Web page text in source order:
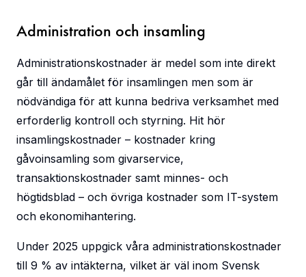
Administration och insamling
Administrationskostnader är medel som inte direkt
går till ändamålet för insamlingen men som är
nödvändiga för att kunna bedriva verksamhet med
erforderlig kontroll och styrning. Hit hör
insamlingskostnader – kostnader kring
gåvoinsamling som givarservice,
transaktionskostnader samt minnes- och
högtidsblad – och övriga kostnader som IT-system
och ekonomihantering.
Under 2025 uppgick våra administrationskostnader
till 9 % av intäkterna, vilket är väl inom Svensk